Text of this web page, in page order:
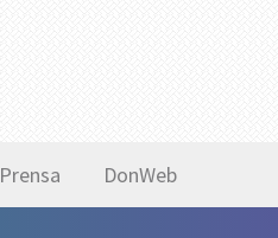
Prensa DonWeb